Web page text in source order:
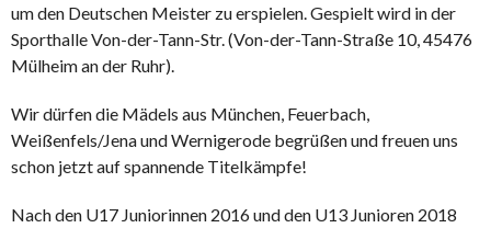
um den Deutschen Meister zu erspielen. Gespielt wird in der
Sporthalle Von-der-Tann-Str. (Von-der-Tann-Straße 10, 45476
Mülheim an der Ruhr).
Wir dürfen die Mädels aus München, Feuerbach,
Weißenfels/Jena und Wernigerode begrüßen und freuen uns
schon jetzt auf spannende Titelkämpfe!
Nach den U17 Juniorinnen 2016 und den U13 Junioren 2018